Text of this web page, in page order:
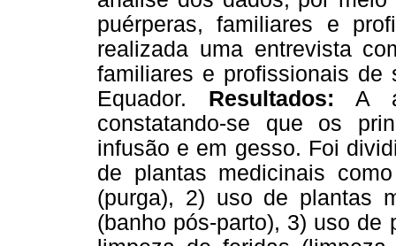
puérperas, familiares e
realizada uma entrevista
familiares e profissionais de
Equador. Resultados: A
constatando-se que os
infusão e em gesso. Foi
de plantas medicinais
(purga), 2) uso de plantas
(banho pós-parto), 3) uso de